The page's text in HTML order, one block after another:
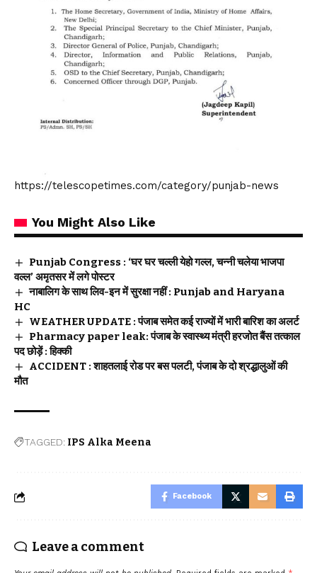
https://telescopetimes.com/category/punjab-news
You Might Also Like
Punjab Congress : ‘घर घर चल्ली येहो गल्ल, चन्नी चलेया भाजपा
वल्ल’ अमृतसर में लगे पोस्टर
नाबालिग के साथ लिव-इन में सुरक्षा नहीं : Punjab and Haryana
HC
WEATHER UPDATE : पंजाब समेत कई राज्यों में भारी बारिश का अलर्ट
Pharmacy paper leak: पंजाब के स्वास्थ्य मंत्री हरजोत बैंस तत्काल
पद छोड़ें : हिक्की
ACCIDENT : शाहतलाई रोड पर बस पलटी, पंजाब के दो श्रद्धालुओं की
मौत
TAGGED: IPS Alka Meena
Facebook
Leave a comment